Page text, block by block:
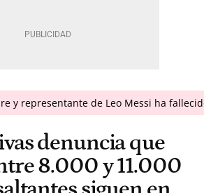
y representante de Leo Messi ha
denuncia que
8.000 y 11.000